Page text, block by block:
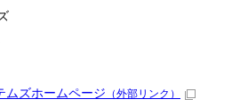
ムズホームページ （外部リンク）